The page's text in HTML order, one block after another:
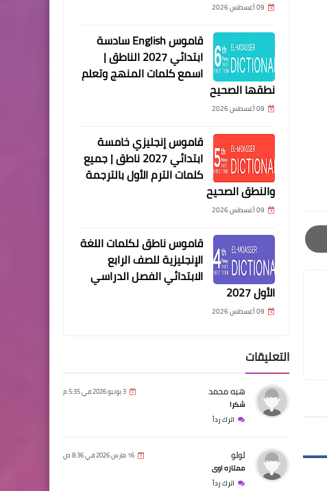
09 أغسطس 2026
قاموس English سادسة
ابتدائي 2027 الناطق |
اسمع كلمات المنهج وتعلم
نطقها الصحيح
09 أغسطس 2026
قاموس إنجليزي خامسة
ابتدائي 2027 ناطق | جميع
كلمات الترم الأول بالترجمة
والنطق الصحيح
09 أغسطس 2026
قاموس ناطق لكلمات اللغة
الإنجليزية للصف الرابع
الابتدائي الفصل الدراسي
الأول 2027
09 أغسطس 2026
التعليقات
هبه محمد 3 يونيو 2026 في 5:35 م
شكرا
اترك رداً
لولو 16 مارس 2026 في 8:36 ص
ممتازه اوى
اترك رداً